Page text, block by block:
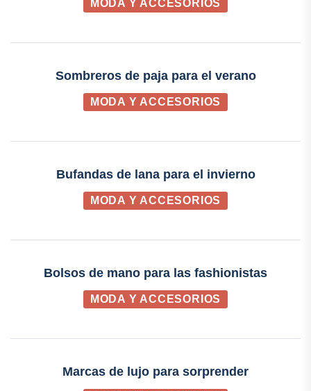
MODA Y ACCESORIOS
Sombreros de paja para el verano
MODA Y ACCESORIOS
Bufandas de lana para el invierno
MODA Y ACCESORIOS
Bolsos de mano para las fashionistas
MODA Y ACCESORIOS
Marcas de lujo para sorprender